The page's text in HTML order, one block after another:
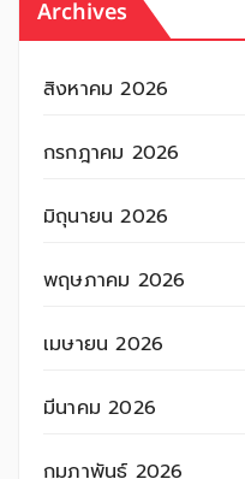
Archives
สิงหาคม 2026
กรกฎาคม 2026
มิถุนายน 2026
พฤษภาคม 2026
เมษายน 2026
มีนาคม 2026
กุมภาพันธ์ 2026